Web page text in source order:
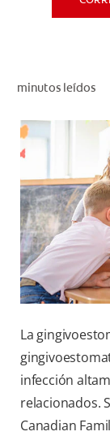
minutos leídos
La
infección
relacionados.
Canadian